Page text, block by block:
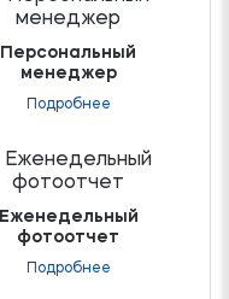
Персональный
менеджер
Подробнее
Еженедельный
фотоотчет
Подробнее